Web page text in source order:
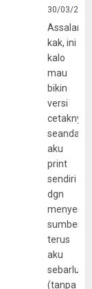
30/03/
kak, ini
kalo
mau
bikin
versi
cetaknya
aku
print
sendiri
dgn
sumber
terus
aku
(tanpa